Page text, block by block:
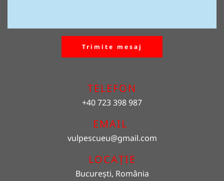
Trimite mesaj
TELEFON
+40 723 398 987
EMAIL
vulpescueu@gmail.com
LOCAȚIE
București, România